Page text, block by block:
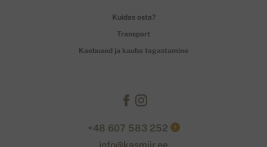
Kuidas osta?
Transport
Kaebused ja kauba tagastamine
+48 607 583 252 ?
info@kasmiir.ee